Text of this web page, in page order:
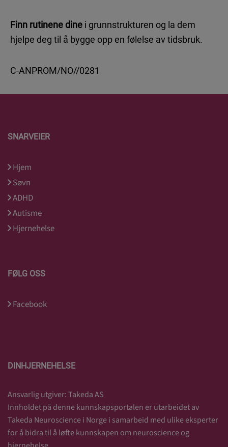
Finn rutinene dine i grunnstrukturen og la dem
hjelpe deg til å bygge opp en følelse av tidsbruk.
C-ANPROM/NO//0281
SNARVEIER
Hjem
Søvn
ADHD
Autisme
Hjernehelse
FØLG OSS
Facebook
DINHJERNEHELSE
Ansvarlig utgiver: Takeda AS
Innholdet på denne kunnskapsportalen er utarbeidet av
Takeda Neuroscience i Norge i samarbeid med ulike eksperter
for å bidra til å løfte kunnskapen om neuroscience og